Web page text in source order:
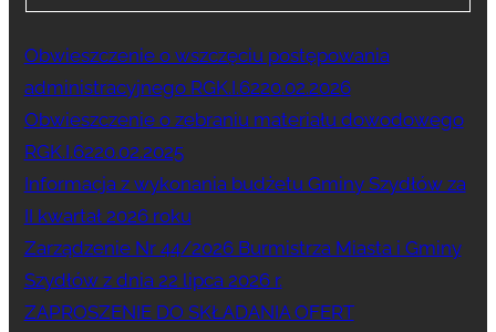
Obwieszczenie o wszczęciu postępowania
administracyjnego RGK.I.6220.02.2026
Obwieszczenie o zebraniu materiału dowodowego
RGK.I.6220.02.2025
Informacja z wykonania budżetu Gminy Szydłów za
II kwartał 2026 roku
Zarządzenie Nr 44/2026 Burmistrza Miasta i Gminy
Szydłów z dnia 22 lipca 2026 r.
ZAPROSZENIE DO SKŁADANIA OFERT